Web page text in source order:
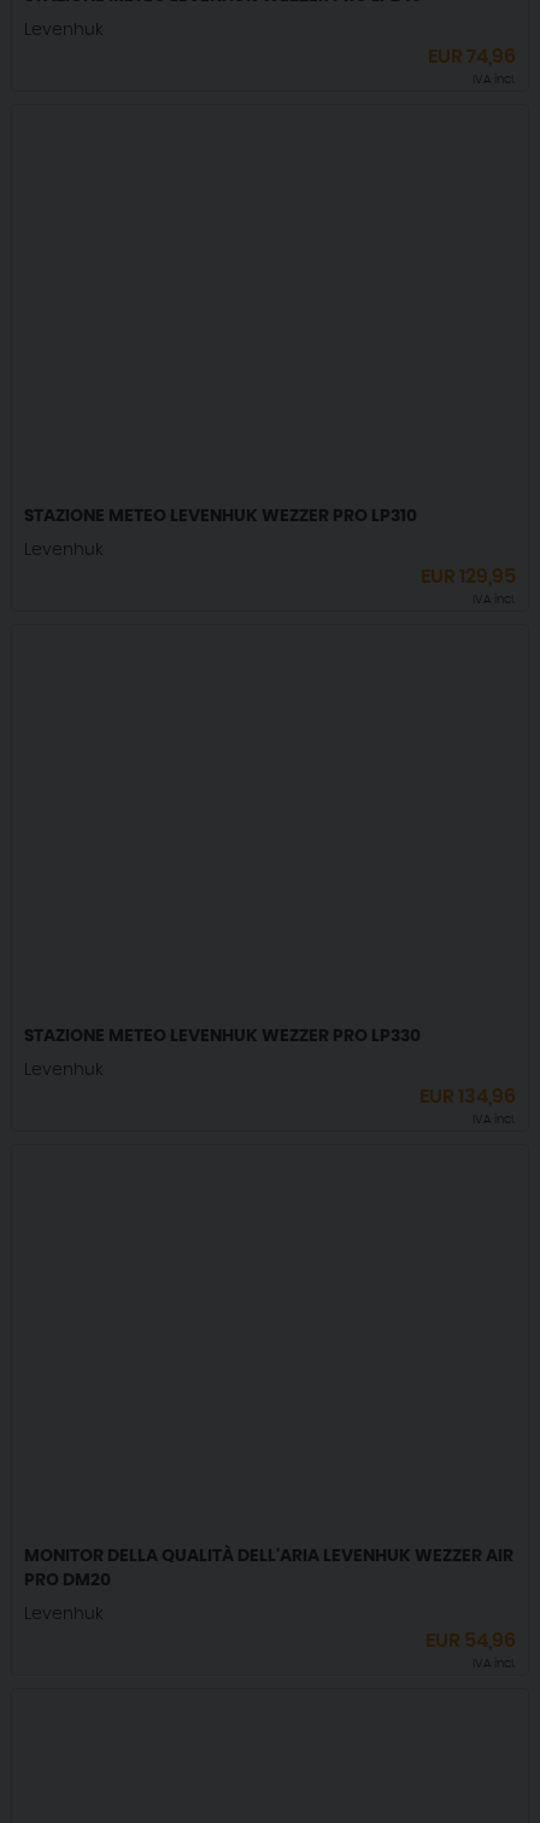
Levenhuk
EUR74,96
IVA incl.
STAZIONE METEO LEVENHUK WEZZER PRO LP310
Levenhuk
EUR129,95
IVA incl.
STAZIONE METEO LEVENHUK WEZZER PRO LP330
Levenhuk
EUR134,96
IVA incl.
MONITOR DELLA QUALITÀ DELL'ARIA LEVENHUK WEZZER AIR
PRO DM20
Levenhuk
EUR 54,96
IVA incl.